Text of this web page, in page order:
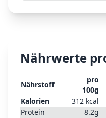
Nährwerte
Nährstoff
pro
100g
Kalorien
312 kcal
Protein
8.2g